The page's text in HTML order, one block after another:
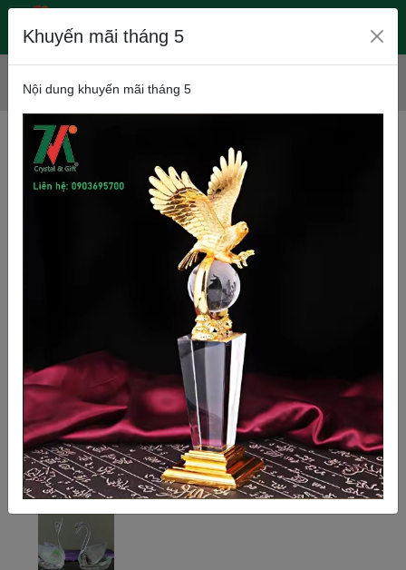
Qùa tặng để bàn 4
Khuyến mãi tháng 5
Nội dung khuyến mãi tháng 5